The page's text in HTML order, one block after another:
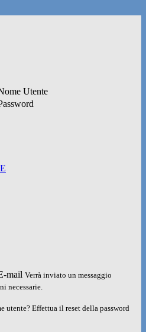
Utente
mail Verrà inviato un messaggio
necessarie.
utente? Effettua il reset della password